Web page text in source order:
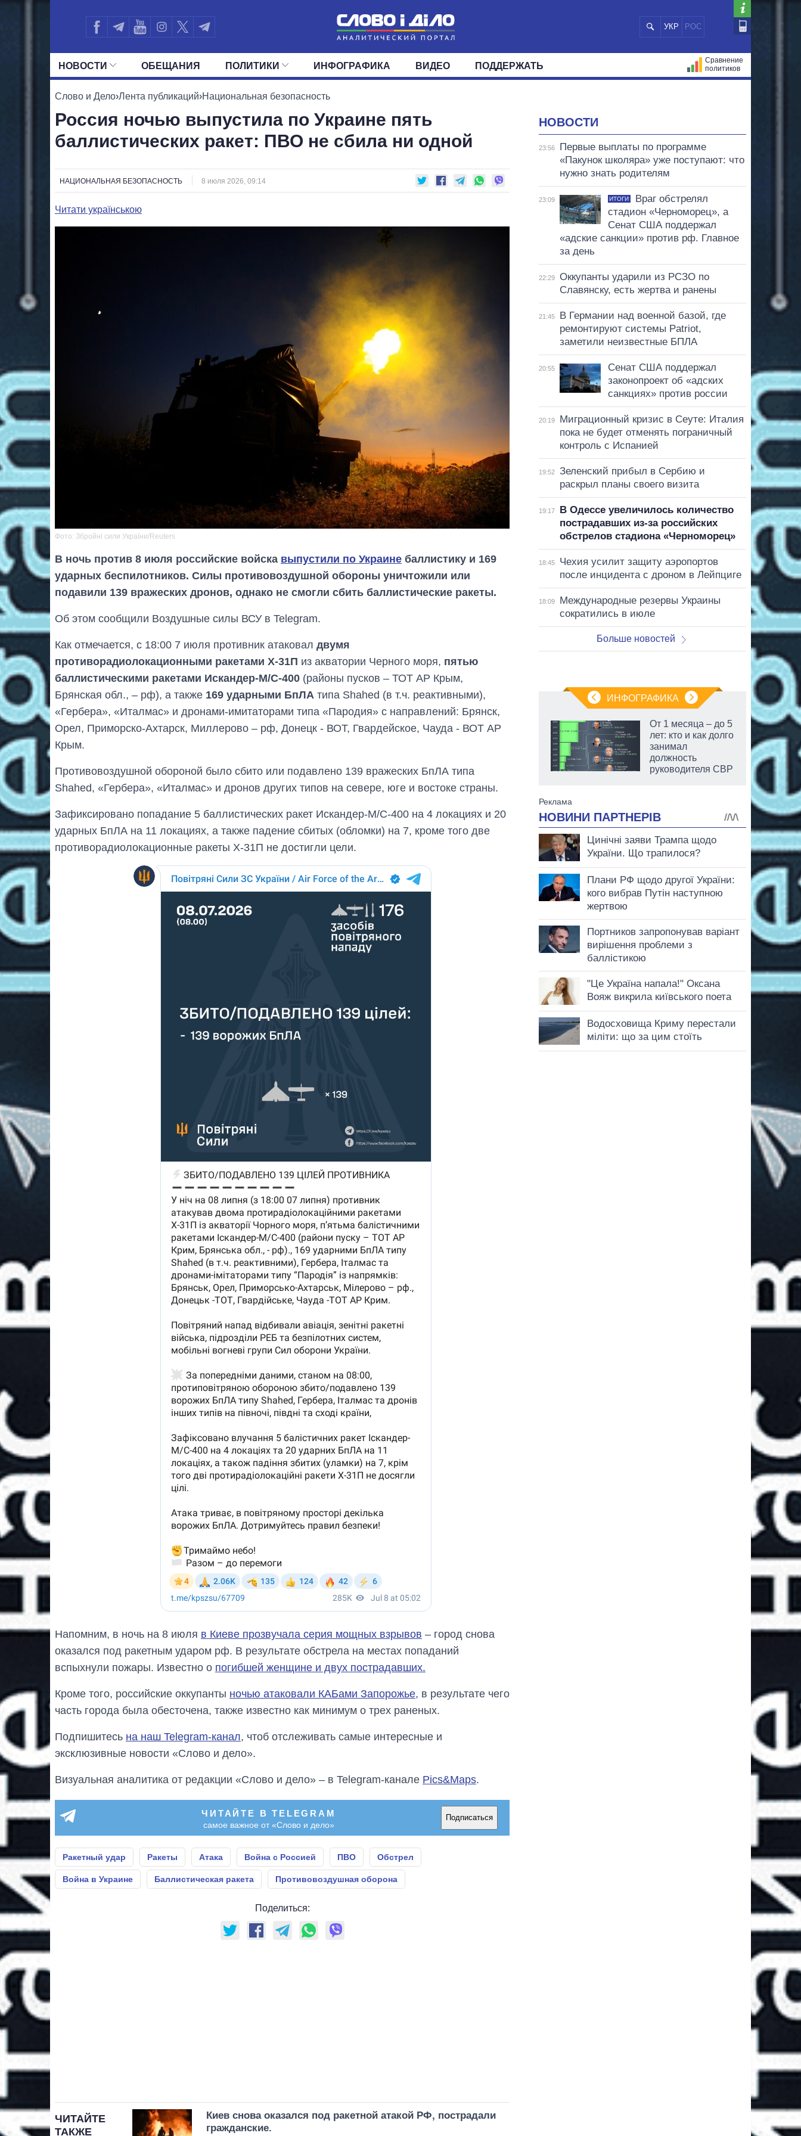
УКР РОС
НОВОСТИ
ЛЕНТА СОБЫТИЯ
ПОЛИТИКА ЭКОНОМИКА ОБЩЕСТВО
ОБЕЩАНИЯ ПОЛИТИКИ
ВСЕ ПОЛИТИКИ ПРЕЗИДЕНТ И ОФИС ВЕРХОВНАЯ РАДА
ДЕПУТАТЫ КОМИТЕТЫ ФРАКЦИИ
ИНФОГРАФИКА ВИДЕО ПОДДЕРЖАТЬ
Сравнение
политиков
Слово и Дело›Лента публикаций›Национальная безопасность
Россия ночью выпустила по Украине пять
баллистических ракет: ПВО не сбила ни одной
НАЦИОНАЛЬНАЯ БЕЗОПАСНОСТЬ 8 июля 2026, 09:14
Читати українською
Фото: Збройні сили України/Reuters
В ночь против 8 июля российские войска выпустили по Украине баллистику и 169
ударных беспилотников. Силы противовоздушной обороны уничтожили или
подавили 139 вражеских дронов, однако не смогли сбить баллистические ракеты.
Об этом сообщили Воздушные силы ВСУ в Telegram.
Как отмечается, с 18:00 7 июля противник атаковал двумя
противорадиолокационными ракетами Х-31П из акватории Черного моря, пятью
баллистическими ракетами Искандер-М/С-400 (районы пусков – ТОТ АР Крым,
Брянская обл., – рф), а также 169 ударными БпЛА типа Shahed (в т.ч. реактивными),
«Гербера», «Италмас» и дронами-имитаторами типа «Пародия» с направлений: Брянск,
Орел, Приморско-Ахтарск, Миллерово – рф, Донецк - ВОТ, Гвардейское, Чауда - ВОТ АР
Крым.
Противовоздушной обороной было сбито или подавлено 139 вражеских БпЛА типа
Shahed, «Гербера», «Италмас» и дронов других типов на севере, юге и востоке страны.
Зафиксировано попадание 5 баллистических ракет Искандер-М/С-400 на 4 локациях и 20
ударных БпЛА на 11 локациях, а также падение сбитых (обломки) на 7, кроме того две
противорадиолокационные ракеты Х-31П не достигли цели.
Напомним, в ночь на 8 июля в Киеве прозвучала серия мощных взрывов – город снова
оказался под ракетным ударом рф. В результате обстрела на местах попаданий
вспыхнули пожары. Известно о погибшей женщине и двух пострадавших.
Кроме того, российские оккупанты ночью атаковали КАБами Запорожье, в результате чего
часть города была обесточена, также известно как минимум о трех раненых.
Подпишитесь на наш Telegram-канал, чтоб отслеживать самые интересные и
эксклюзивные новости «Слово и дело».
Визуальная аналитика от редакции «Слово и дело» – в Telegram-канале Pics&Maps.
ЧИТАЙТЕ В TELEGRAM
самое важное от «Слово и дело»
Подписаться
Ракетный удар Ракеты Атака Война с Россией ПВО Обстрел
Война в Украине Баллистическая ракета Противовоздушная оборона
Поделиться:
ЧИТАЙТЕ
ТАКЖЕ
Киев снова оказался под ракетной атакой РФ, пострадали
гражданские.
НОВОСТИ
23:56
Первые выплаты по программе
«Пакунок школяра» уже поступают: что
нужно знать родителям
23:09 ИТОГИ
Враг обстрелял
стадион «Черноморец», а
Сенат США поддержал
«адские санкции» против рф. Главное
за день
22:29
Оккупанты ударили из РСЗО по
Славянску, есть жертва и ранены
21:45
В Германии над военной базой, где
ремонтируют системы Patriot,
заметили неизвестные БПЛА
20:55
Сенат США поддержал
законопроект об «адских
санкциях» против россии
20:19
Миграционный кризис в Сеуте: Италия
пока не будет отменять пограничный
контроль с Испанией
19:52
Зеленский прибыл в Сербию и
раскрыл планы своего визита
19:17
В Одессе увеличилось количество
пострадавших из-за российских
обстрелов стадиона «Черноморец»
18:45
Чехия усилит защиту аэропортов
после инцидента с дроном в Лейпциге
18:09
Международные резервы Украины
сократились в июле
Больше новостей
ИНФОГРАФИКА
Дефицит памяти:
как вырос спрос
что прогнозируют
От 1 месяца – до 5
лет: кто и как долго
занимал
должность
руководителя СВР